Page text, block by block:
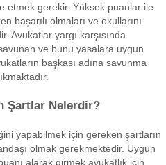
etmek gerekir. Yüksek puanlar ile
başarılı olmaları ve okullarını
Avukatlar yargı karşısında
ve bunu yasalara uygun
başkası adına savunma
Şartlar Nelerdir?
yapabilmek için gereken şartların
olmak gerekmektedir. Uygun
alarak girmek avukatlık için